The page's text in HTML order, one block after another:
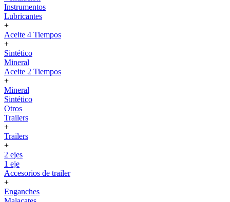
Instrumentos
Lubricantes
+
Aceite 4 Tiempos
+
Sintético
Mineral
Aceite 2 Tiempos
+
Mineral
Sintético
Otros
Trailers
+
Trailers
+
2 ejes
1 eje
Accesorios de trailer
+
Enganches